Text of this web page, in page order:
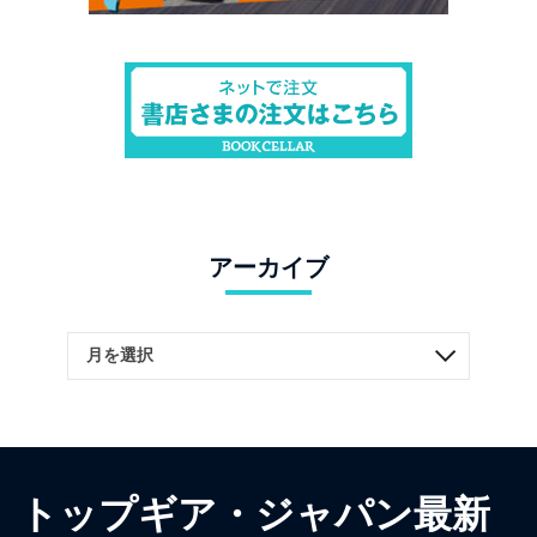
アーカイブ
トップギア・ジャパン最新